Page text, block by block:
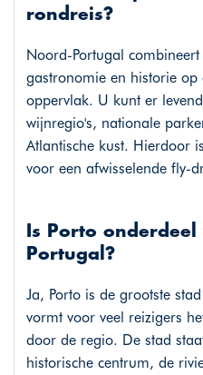
rondreis?
Noord-Portugal
gastronomie en historie op
oppervlak. U kunt er
wijnregio's, nationale
Atlantische kust. Hierdoor
voor een afwisselende fly-
Is Porto
Portugal?
Ja, Porto is de grootste
vormt voor veel reizigers
door de regio. De stad
historische centrum, de